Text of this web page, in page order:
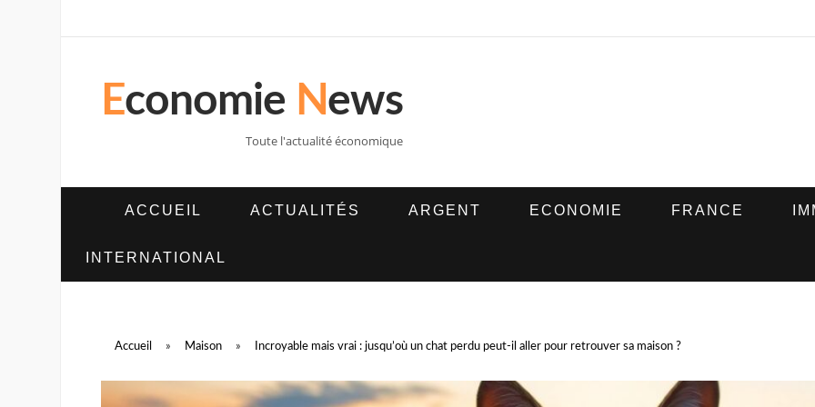
Economie News
Toute l'actualité économique
ACCUEIL ACTUALITÉS ARGENT ECONOMIE FRANCE
INTERNATIONAL
Accueil » Maison » Incroyable mais vrai : jusqu’où un chat perdu peut-il aller pour retrouver sa maison ?